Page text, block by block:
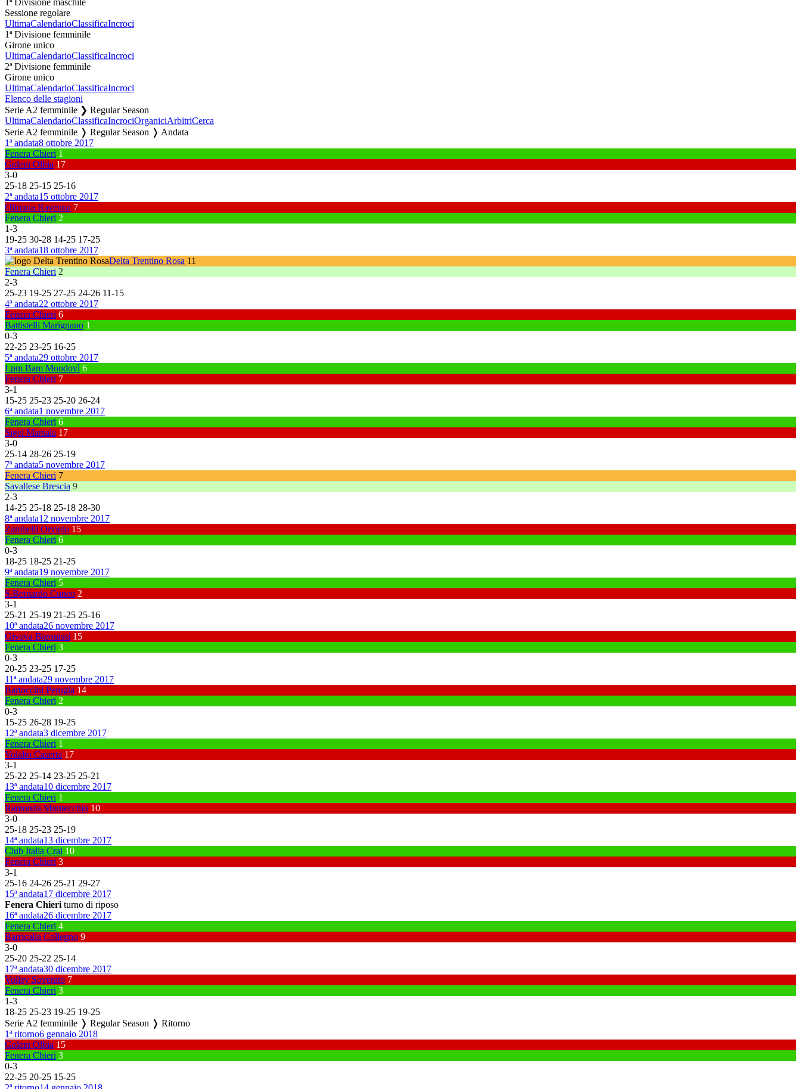
Sessione regolare
UltimaCalendarioClassificaIncroci
1ª Divisione femminile
Girone unico
UltimaCalendarioClassificaIncroci
2ª Divisione femminile
Girone unico
UltimaCalendarioClassificaIncroci
Elenco delle stagioni
Serie A2 femminile ❯ Regular Season
UltimaCalendarioClassificaIncrociOrganiciArbitriCerca
Serie A2 femminile ❭ Regular Season ❭ Andata
1ª andata8 ottobre 2017
Fenera Chieri 1
Golem Olbia 17
3-0
25-18 25-15 25-16
2ª andata15 ottobre 2017
Olimpia Ravenna 7
Fenera Chieri 2
1-3
19-25 30-28 14-25 17-25
3ª andata18 ottobre 2017
Delta Trentino Rosa 11
Fenera Chieri 2
2-3
25-23 19-25 27-25 24-26 11-15
4ª andata22 ottobre 2017
Fenera Chieri 6
Battistelli Marignano 1
0-3
22-25 23-25 16-25
5ª andata29 ottobre 2017
Lpm Bam Mondovì 6
Fenera Chieri 7
3-1
15-25 25-23 25-20 26-24
6ª andata1 novembre 2017
Fenera Chieri 6
Sigel Marsala 17
3-0
25-14 28-26 25-19
7ª andata5 novembre 2017
Fenera Chieri 7
Savallese Brescia 9
2-3
14-25 25-18 25-18 28-30
8ª andata12 novembre 2017
Zambelli Orvieto 15
Fenera Chieri 6
0-3
18-25 18-25 21-25
9ª andata19 novembre 2017
Fenera Chieri 5
S.Bernardo Cuneo 2
3-1
25-21 25-19 21-25 25-16
10ª andata26 novembre 2017
Givova Baronissi 15
Fenera Chieri 3
0-3
20-25 23-25 17-25
11ª andata29 novembre 2017
Bartoccini Perugia 14
Fenera Chieri 2
0-3
15-25 26-28 19-25
12ª andata3 dicembre 2017
Fenera Chieri 1
Volalto Caserta 17
3-1
25-22 25-14 23-25 25-21
13ª andata10 dicembre 2017
Fenera Chieri 1
Ramonda Montecchio 10
3-0
25-18 25-23 25-19
14ª andata13 dicembre 2017
Club Italia Crai 10
Fenera Chieri 3
3-1
25-16 24-26 25-21 29-27
15ª andata17 dicembre 2017
Fenera Chieri turno di riposo
16ª andata26 dicembre 2017
Fenera Chieri 4
Barricalla Collegno 9
3-0
25-20 25-22 25-14
17ª andata30 dicembre 2017
Volley Soverato 7
Fenera Chieri 3
1-3
18-25 25-23 19-25 19-25
Serie A2 femminile ❭ Regular Season ❭ Ritorno
1ª ritorno6 gennaio 2018
Golem Olbia 15
Fenera Chieri 3
0-3
22-25 20-25 15-25